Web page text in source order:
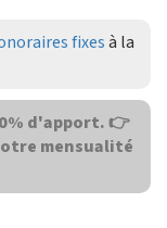
fixesà la
d'apport. 👉
mensualité